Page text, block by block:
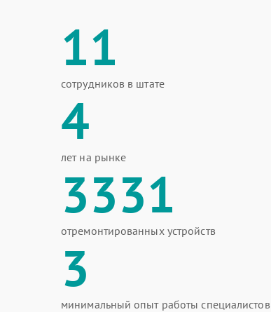
11
сотрудников в штате
4
лет на рынке
3331
отремонтированных устройств
3
минимальный опыт работы специалистов